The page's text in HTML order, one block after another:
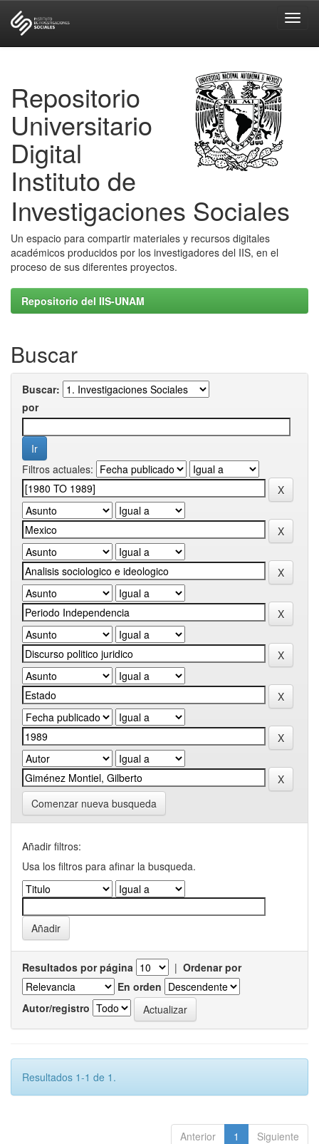
Repositorio
Universitario
Digital
Instituto de
Investigaciones Sociales
Un espacio para compartir materiales y recursos digitales
académicos producidos por los investigadores del IIS, en el
proceso de sus diferentes proyectos.
Repositorio del IIS-UNAM
Buscar
Buscar:
por
Filtros actuales:
Comenzar nueva busqueda
Añadir filtros:
Usa los filtros para afinar la busqueda.
Resultados por página | Ordenar por
En orden
Autor/registro
Resultados 1-1 de 1.
Anterior 1 Siguiente